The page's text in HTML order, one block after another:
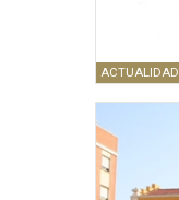
ACTUALIDAD